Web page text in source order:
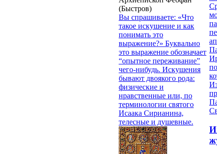
(Быстров)
Вы спрашиваете: «Что
такое искушение и как
понимать это
выражение?» Буквально
это выражение обозначает
“опытное переживание”
чего-нибудь. Искушения
бывают двоякого рода:
физические и
нравственные или, по
терминологии святого
Исаака Сирианина,
телесные и душевные.